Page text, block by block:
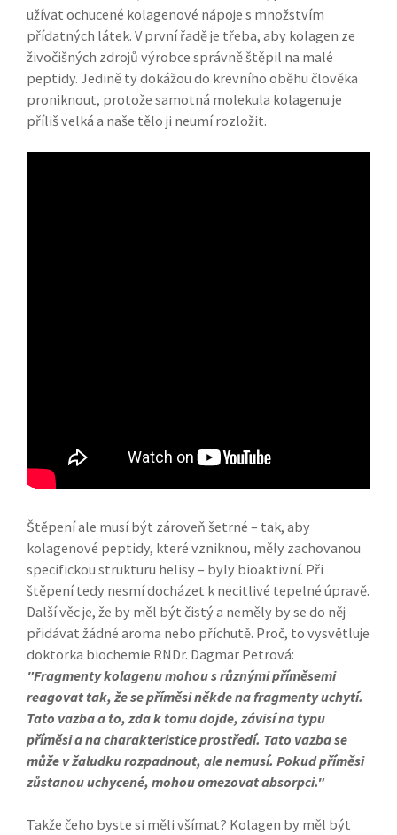
užívat ochucené kolagenové nápoje s množstvím
přídatných látek. V první řadě je třeba, aby kolagen ze
živočišných zdrojů výrobce správně štěpil na malé
peptidy. Jedině ty dokážou do krevního oběhu člověka
proniknout, protože samotná molekula kolagenu je
příliš velká a naše tělo ji neumí rozložit.
Štěpení ale musí být zároveň šetrné – tak, aby
kolagenové peptidy, které vzniknou, měly zachovanou
specifickou strukturu helisy – byly bioaktivní. Při
štěpení tedy nesmí docházet k necitlivé tepelné úpravě.
Další věc je, že by měl být čistý a neměly by se do něj
přidávat žádné aroma nebo příchutě. Proč, to vysvětluje
doktorka biochemie RNDr. Dagmar Petrová:
"Fragmenty kolagenu mohou s různými příměsemi
reagovat tak, že se příměsi někde na fragmenty uchytí.
Tato vazba a to, zda k tomu dojde, závisí na typu
příměsi a na charakteristice prostředí. Tato vazba se
může v žaludku rozpadnout, ale nemusí. Pokud příměsi
zůstanou uchycené, mohou omezovat absorpci."
Takže čeho byste si měli všímat? Kolagen by měl být